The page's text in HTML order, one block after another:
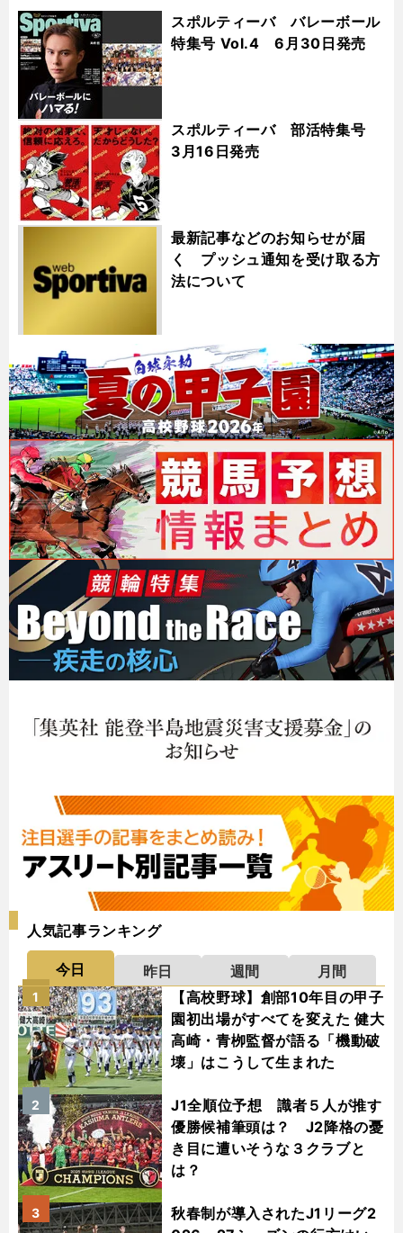
スポルティーバ バレーボール
特集号 Vol.4 6月30日発売
スポルティーバ 部活特集号
3月16日発売
最新記事などのお知らせが届
く プッシュ通知を受け取る方
法について
人気記事ランキング
今日 昨日 週間
月間
【高校野球】創部10年目の甲子
園初出場がすべてを変えた 健大
高崎・青栁監督が語る「機動破
壊」はこうして生まれた
1
J1全順位予想 識者５人が推す
優勝候補筆頭は？ J2降格の憂
き目に遭いそうな３クラブと
は？
2
秋春制が導入されたJ1リーグ2
3